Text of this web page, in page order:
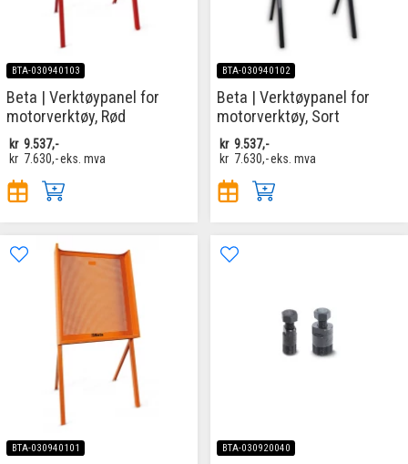
BTA-030940103
Beta | Verktøypanel for
motorverktøy, Rød
kr 9.537,-
kr 7.630,-eks. mva
BTA-030940102
Beta | Verktøypanel for
motorverktøy, Sort
kr 9.537,-
kr 7.630,-eks. mva
BTA-030940101 BTA-030920040